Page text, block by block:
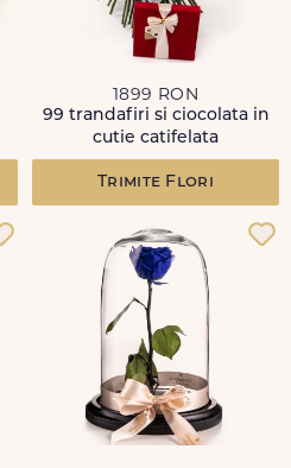
1899 RON
99 trandafiri si ciocolata in
cutie catifelata
Trimite Flori